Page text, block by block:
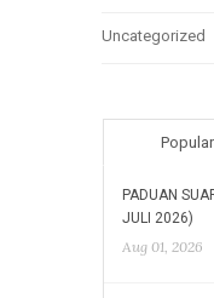
Uncategorized
Popular
PADUAN
JULI 2026)
Aug 01, 2026